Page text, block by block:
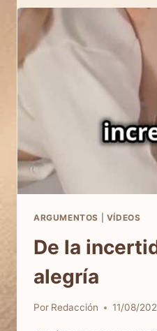
ESCONDIDO
ARGUMENTOS VÍDEOS
De la
alegría
Por Redacción 11/08/